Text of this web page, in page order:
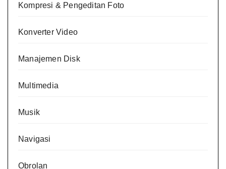
Kompresi & Pengeditan Foto
Konverter Video
Manajemen Disk
Multimedia
Musik
Navigasi
Obrolan